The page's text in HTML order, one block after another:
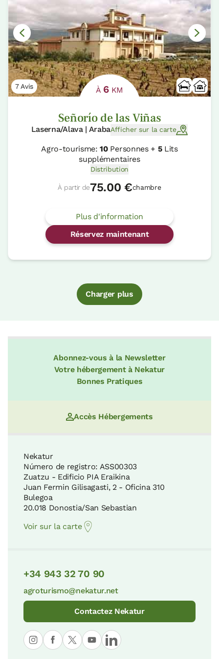
7 Avis À 6 KM
Señorío de las Viñas
Laserna/Alava | ArabaAfficher sur la carte
Agro-tourisme:10Personnes + 5Lits
supplémentaires
Distribution
À partir de75.00 €chambre
Plus d'information
Réservez maintenant
Charger plus
Abonnez-vous à la Newsletter
Votre hébergement à Nekatur
Bonnes Pratiques
Accès Hébergements
Nekatur
Número de registro: ASS00303
Zuatzu - Edificio PIA Eraikina
Juan Fermin Gilisagasti, 2 - Oficina 310
Bulegoa
20.018 Donostia/San Sebastian
Voir sur la carte
+34 943 32 70 90
agroturismo@nekatur.net
Contactez Nekatur